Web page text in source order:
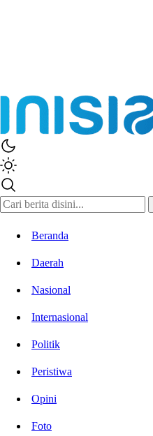
Inisiatif.co
Stay Connected Stay Informed
Beranda
Daerah
Nasional
Internasional
Politik
Peristiwa
Opini
Foto